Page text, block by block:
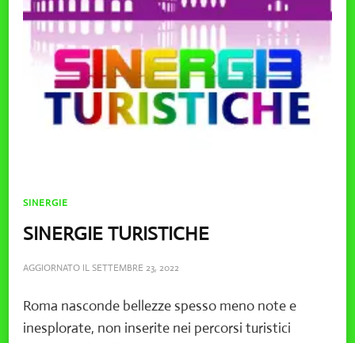
SINERGIE
SINERGIE TURISTICHE
AGGIORNATO ILSETTEMBRE 23, 2022
Roma nasconde bellezze spesso meno note e
inesplorate, non inserite nei percorsi turistici